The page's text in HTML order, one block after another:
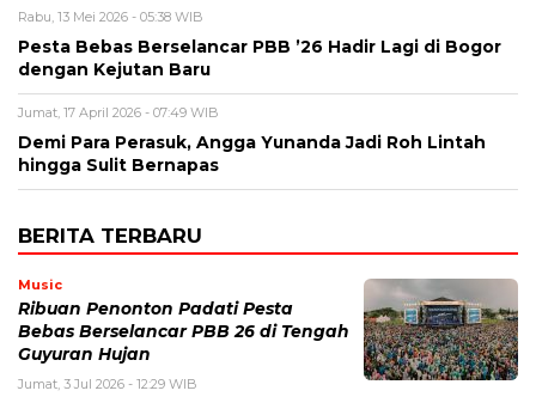
Rabu, 13 Mei 2026 - 05:38 WIB
Pesta Bebas Berselancar PBB ’26 Hadir Lagi di Bogor
dengan Kejutan Baru
Jumat, 17 April 2026 - 07:49 WIB
Demi Para Perasuk, Angga Yunanda Jadi Roh Lintah
hingga Sulit Bernapas
BERITA TERBARU
Music
Ribuan Penonton Padati Pesta
Bebas Berselancar PBB 26 di Tengah
Guyuran Hujan
Jumat, 3 Jul 2026 - 12:29 WIB